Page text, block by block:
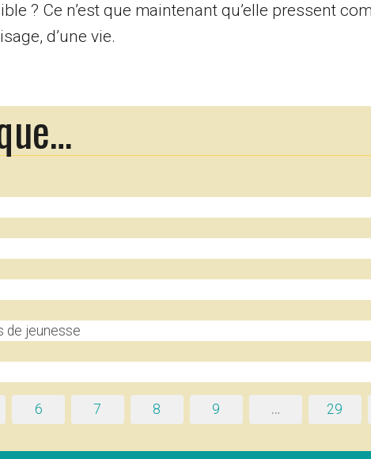
? Ce n’est que maintenant qu’elle pressent
d’une vie.
de jeunesse
6 7 8 9 … 29